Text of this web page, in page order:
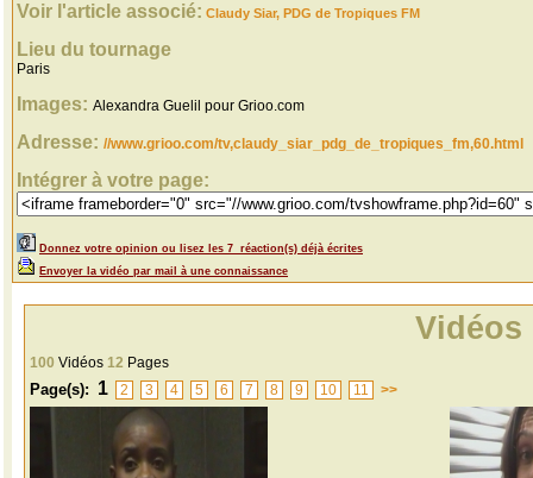
Voir l'article associé: Claudy Siar, PDG de Tropiques FM
Lieu du tournage
Paris
Images: Alexandra Guelil pour Grioo.com
Adresse: //www.grioo.com/tv,claudy_siar_pdg_de_tropiques_fm,60.html
Intégrer à votre page:
Donnez votre opinion ou lisez les 7 réaction(s) déjà écrites
Envoyer la vidéo par mail à une connaissance
Vidéos
100 Vidéos 12 Pages
Page(s): 1 2 3 4 5 6 7 8 9 10 11 >>